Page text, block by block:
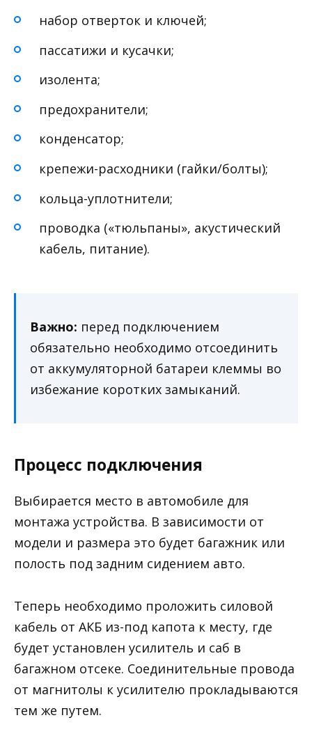
набор отверток и ключей;
пассатижи и кусачки;
изолента;
предохранители;
конденсатор;
крепежи-расходники (гайки/болты);
кольца-уплотнители;
проводка («тюльпаны», акустический
кабель, питание).
Важно: перед подключением
обязательно необходимо отсоединить
от аккумуляторной батареи клеммы во
избежание коротких замыканий.
Процесс подключения
Выбирается место в автомобиле для
монтажа устройства. В зависимости от
модели и размера это будет багажник или
полость под задним сидением авто.
Теперь необходимо проложить силовой
кабель от АКБ из-под капота к месту, где
будет установлен усилитель и саб в
багажном отсеке. Соединительные провода
от магнитолы к усилителю прокладываются
тем же путем.